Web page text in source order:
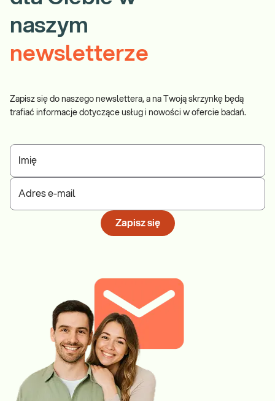
naszym
newsletterze
Zapisz się do naszego newslettera, a na Twoją skrzynkę będą
trafiać informacje dotyczące usług i nowości w ofercie badań.
Imię
Adres e-mail
Zapisz się